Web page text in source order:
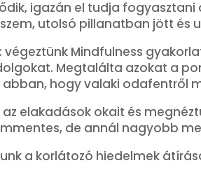
igazán el tudja
utolsó pillanatban jött és
Mindfulness
Megtalálta azokat a
hogy valaki odafentről
elakadások okait és
de annál nagyobb
a korlátozó hiedelmek